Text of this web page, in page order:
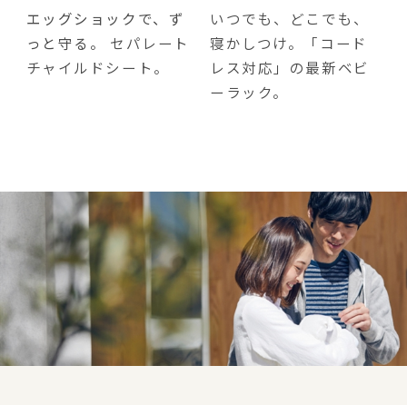
エッグショックで、ず
っと守る。
セパレート
チャイルドシート。
いつでも、どこでも、
寝かしつけ。「コード
レス対応」の最新ベビ
ーラック。